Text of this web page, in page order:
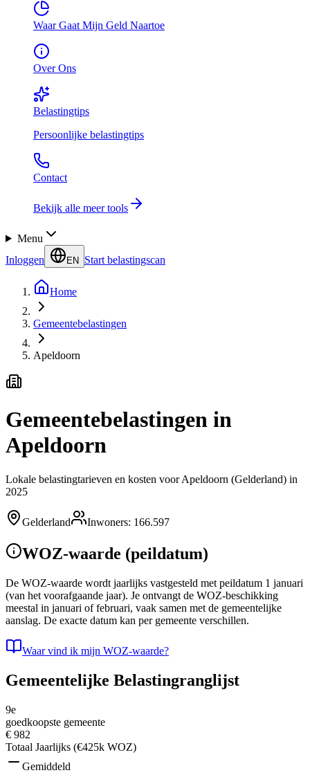
Waar Gaat Mijn Geld Naartoe
Over Ons
Belastingtips
Persoonlijke belastingtips
Contact
Bekijk alle meer tools
Menu
Inloggen
EN Start belastingscan
Home
Gemeentebelastingen
Apeldoorn
Gemeentebelastingen in
Apeldoorn
Lokale belastingtarieven en kosten voor Apeldoorn (Gelderland) in
2025
Gelderland Inwoners: 166.597
WOZ-waarde (peildatum)
De WOZ-waarde wordt jaarlijks vastgesteld met peildatum 1 januari
(van het voorafgaande jaar). Je ontvangt de WOZ-beschikking
meestal in januari of februari, vaak samen met de gemeentelijke
aanslag. De exacte datum kan per gemeente verschillen.
Waar vind ik mijn WOZ-waarde?
Gemeentelijke Belastingranglijst
9e
goedkoopste gemeente
€ 982
Totaal Jaarlijks (€425k WOZ)
Gemiddeld